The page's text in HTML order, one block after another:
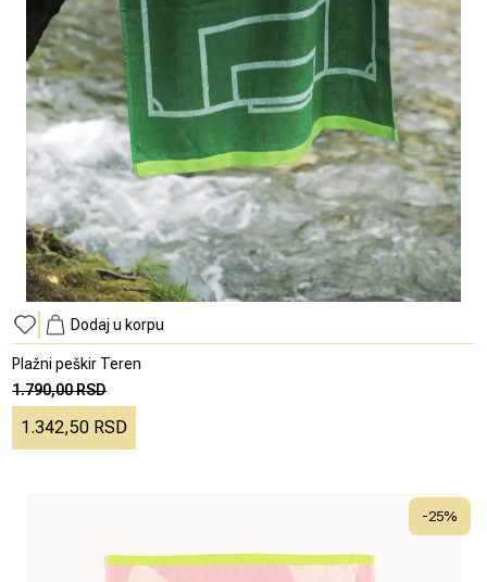
Dodaj u korpu
Plažni peškir Teren
1.790,00 RSD
1.342,50 RSD
-25%